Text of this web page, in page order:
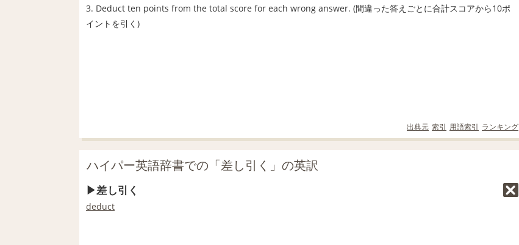
3. Deduct ten points from the total score for each wrong answer. (間違った答えごとに合計スコアから10ポ
イントを引く)
出典元 索引 用語索引 ランキング
ハイパー英語辞書での「差し引く」の英訳
差し引く
deduct